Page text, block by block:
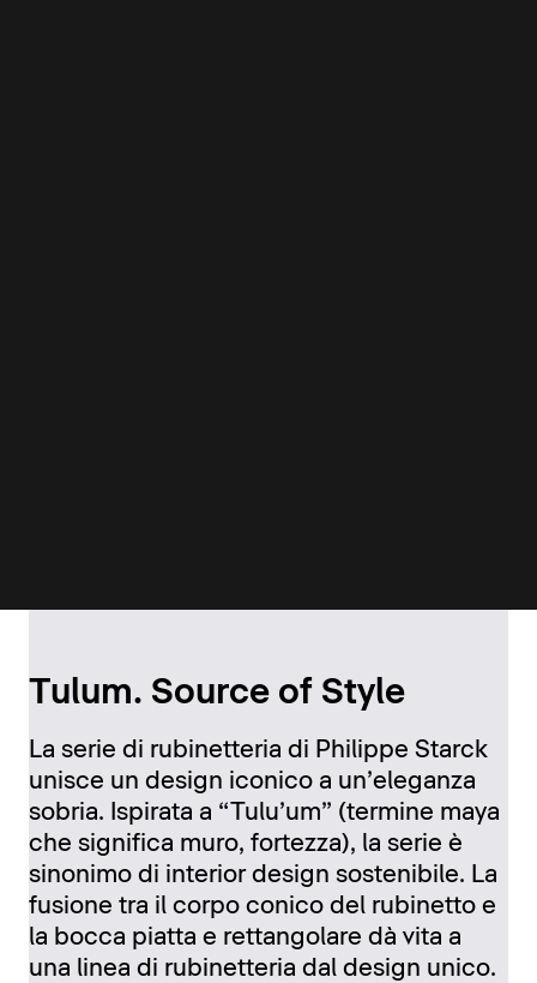
Tulum. Source of Style
La serie di rubinetteria di Philippe Starck
unisce un design iconico a un’eleganza
sobria. Ispirata a “Tulu’um” (termine maya
che significa muro, fortezza), la serie è
sinonimo di interior design sostenibile. La
fusione tra il corpo conico del rubinetto e
la bocca piatta e rettangolare dà vita a
una linea di rubinetteria dal design unico.